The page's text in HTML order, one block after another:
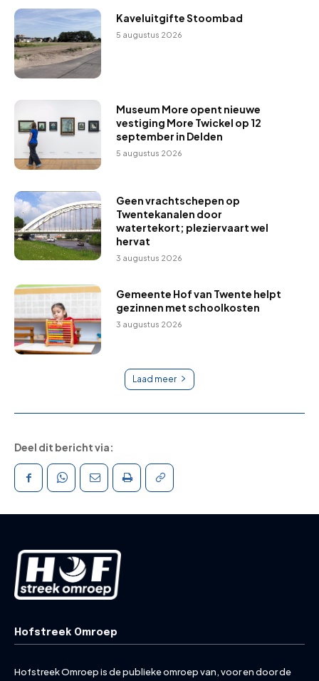
Kaveluitgifte Stoombad
5 augustus 2026
Museum More opent nieuwe
vestiging More Twickel op 12
september in Delden
5 augustus 2026
Geen vrachtschepen op
Twentekanalen door
watertekort; pleziervaart wel
hervat
3 augustus 2026
Gemeente Hof van Twente helpt
gezinnen met schoolkosten
3 augustus 2026
Laad meer
Deel dit bericht via:
Hofstreek Omroep
Hofstreek Omroep is de publieke omroep van, voor en door de